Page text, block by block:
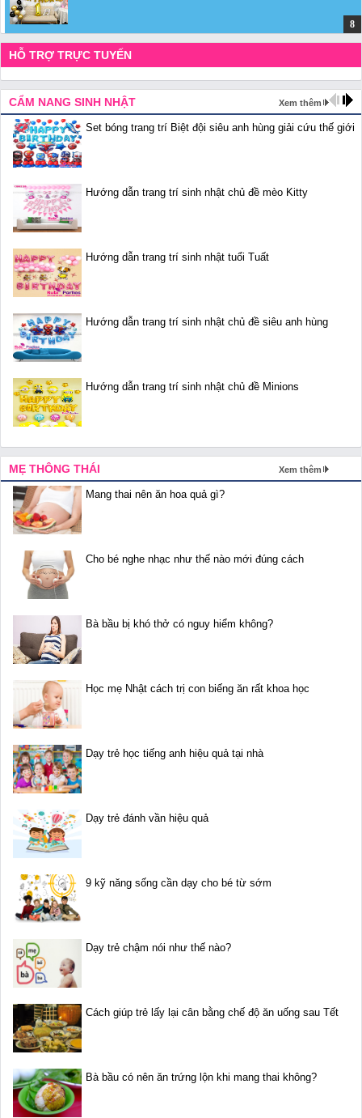
HỖ TRỢ TRỰC TUYẾN
CẨM NANG SINH NHẬT Xem thêm
Set bóng trang trí Biệt đội siêu anh hùng giải cứu thế giới
Hướng dẫn trang trí sinh nhật chủ đề mèo Kitty
Hướng dẫn trang trí sinh nhật tuổi Tuất
Hướng dẫn trang trí sinh nhật chủ đề siêu anh hùng
Hướng dẫn trang trí sinh nhật chủ đề Minions
MẸ THÔNG THÁI Xem thêm
Mang thai nên ăn hoa quả gì?
Cho bé nghe nhạc như thế nào mới đúng cách
Bà bầu bị khó thở có nguy hiểm không?
Học mẹ Nhật cách trị con biếng ăn rất khoa học
Dạy trẻ học tiếng anh hiệu quả tại nhà
Dạy trẻ đánh vần hiệu quả
9 kỹ năng sống cần dạy cho bé từ sớm
Dạy trẻ chậm nói như thế nào?
Cách giúp trẻ lấy lại cân bằng chế độ ăn uống sau Tết
Bà bầu có nên ăn trứng lộn khi mang thai không?